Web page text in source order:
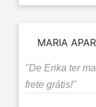
MARIA
"De Erika ter
frete grátis!"